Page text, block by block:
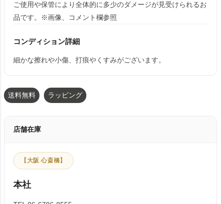
ご使用や保管により全体的に多少のダメージが見受けられるお
品です。※画像、コメント欄参照
コンディション詳細
細かな擦れや小傷、打痕やくすみがございます。
送料無料 ラッピング
店舗在庫
【大阪 心斎橋】
本社